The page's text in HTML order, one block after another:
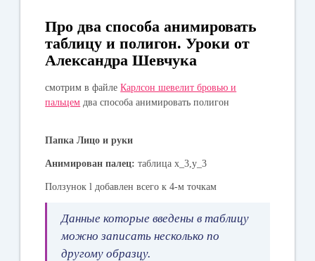
Про два способа анимировать
таблицу и полигон. Уроки от
Александра Шевчука
смотрим в файлеКарлсон шевелит бровью и
пальцем два способа анимировать полигон
Папка Лицо и руки
Анимирован палец: таблица x_3,y_3
Ползунок l добавлен всего к 4-м точкам
Данные которые введены в таблицу
можно записать несколько по
другому образцу.